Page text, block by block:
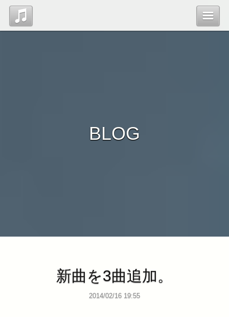
管理ページ
BLOG
新曲を3曲追加。
2014/02/16 19:55